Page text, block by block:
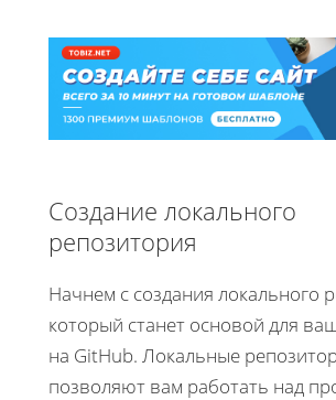
Создание локального
репозитория
Начнем с создания локального
который станет основой для
на GitHub. Локальные
позволяют вам работать над